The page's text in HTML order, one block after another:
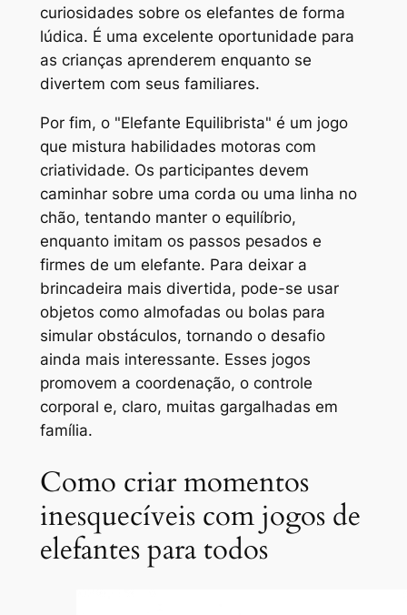
curiosidades sobre os elefantes de forma
lúdica. É uma excelente oportunidade para
as crianças aprenderem enquanto se
divertem com seus familiares.
Por fim, o "Elefante Equilibrista" é um jogo
que mistura habilidades motoras com
criatividade. Os participantes devem
caminhar sobre uma corda ou uma linha no
chão, tentando manter o equilíbrio,
enquanto imitam os passos pesados e
firmes de um elefante. Para deixar a
brincadeira mais divertida, pode-se usar
objetos como almofadas ou bolas para
simular obstáculos, tornando o desafio
ainda mais interessante. Esses jogos
promovem a coordenação, o controle
corporal e, claro, muitas gargalhadas em
família.
Como criar momentos
inesquecíveis com jogos de
elefantes para todos